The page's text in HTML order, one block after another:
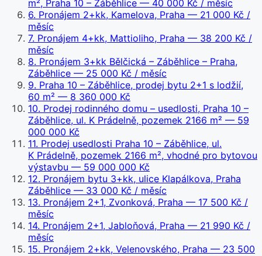
m², Praha 10 – Záběhlice — 40 000 Kč / měsíc
6. Pronájem 2+kk, Kamelova, Praha — 21 000 Kč /
měsíc
7. Pronájem 4+kk, Mattioliho, Praha — 38 200 Kč /
měsíc
8. Pronájem 3+kk Bělčická – Záběhlice – Praha,
Záběhlice — 25 000 Kč / měsíc
9. Praha 10 – Záběhlice, prodej bytu 2+1 s lodžií,
60 m² — 8 360 000 Kč
10. Prodej rodinného domu – usedlosti, Praha 10 –
Záběhlice, ul. K Prádelně, pozemek 2166 m² — 59
000 000 Kč
11. Prodej usedlosti Praha 10 – Záběhlice, ul.
K Prádelně, pozemek 2166 m², vhodné pro bytovou
výstavbu — 59 000 000 Kč
12. Pronájem bytu 3+kk, ulice Klapálkova, Praha
Záběhlice — 33 000 Kč / měsíc
13. Pronájem 2+1, Zvonková, Praha — 17 500 Kč /
měsíc
14. Pronájem 2+1, Jabloňová, Praha — 21 990 Kč /
měsíc
15. Pronájem 2+kk, Velenovského, Praha — 23 500